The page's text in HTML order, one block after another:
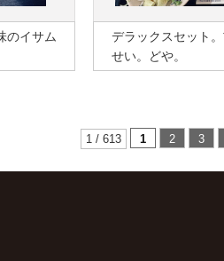
のイサム
デラックスセット
せい。どや。
1 / 613 1 2 3